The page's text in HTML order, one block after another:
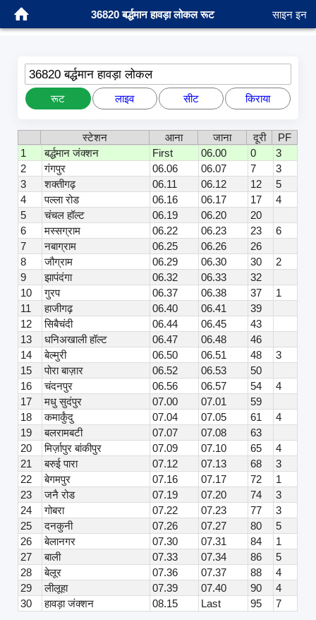
36820 बर्द्धमान हावड़ा लोकल रूट साइन इन
36820 बर्द्धमान हावड़ा लोकल
रूट लाइव सीट किराया
स्टेशन आना जाना दूरी
PF
1
बर्द्धमान जंक्शन First 06.00 0
3
2
गंगपुर 06.06 06.07 7
3
3
शक्तीगढ़ 06.11 06.12 12
5
4
पल्ला रोड 06.16 06.17 17
4
5
चंचल हॉल्ट 06.19 06.20
20
6
मस्सग्राम 06.22 06.23 23
6
7
नबाग्राम 06.25 06.26
26
8
जौग्राम 06.29 06.30 30
2
9
झापंदंगा 06.32 06.33
32
10
गुरप 06.37 06.38 37
1
11
हाजीगढ़ 06.40 06.41
39
12
सिबैचंदी 06.44 06.45
43
13
धनिअखाली हॉल्ट 06.47 06.48
46
14
बेल्मुरी 06.50 06.51 48
3
15
पोरा बाज़ार 06.52 06.53
50
16
चंदनपुर 06.56 06.57 54
4
17
मधु सुदंपुर 07.00 07.01
59
18
कमार्कुंदु 07.04 07.05 61
4
19
बलरामबटी 07.07 07.08
63
20
मिर्ज़ापुर बांकीपुर 07.09 07.10 65
4
21
बरुई पारा 07.12 07.13 68
3
22
बेगमपुर 07.16 07.17 72
1
23
जनै रोड 07.19 07.20 74
3
24
गोबरा 07.22 07.23 77
3
25
दनकुनी 07.26 07.27 80
5
26
बेलानगर 07.30 07.31 84
1
27
बाली 07.33 07.34 86
5
28
बेलूर 07.36 07.37 88
4
29
लीलूहा 07.39 07.40 90
4
30
हावड़ा जंक्शन 08.15 Last 95
7